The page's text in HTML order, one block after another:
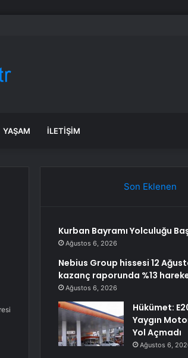
edebilir
YAŞAM İLETIŞIM
Son Eklenen
Kurban Bayramı Yolculuğu
Ağustos 6, 2026
Nebius Group hissesi 12
kazanç raporunda %13
Ağustos 6, 2026
Hükümet:
Yaygın
Yol Açmadı
Ağustos 6,